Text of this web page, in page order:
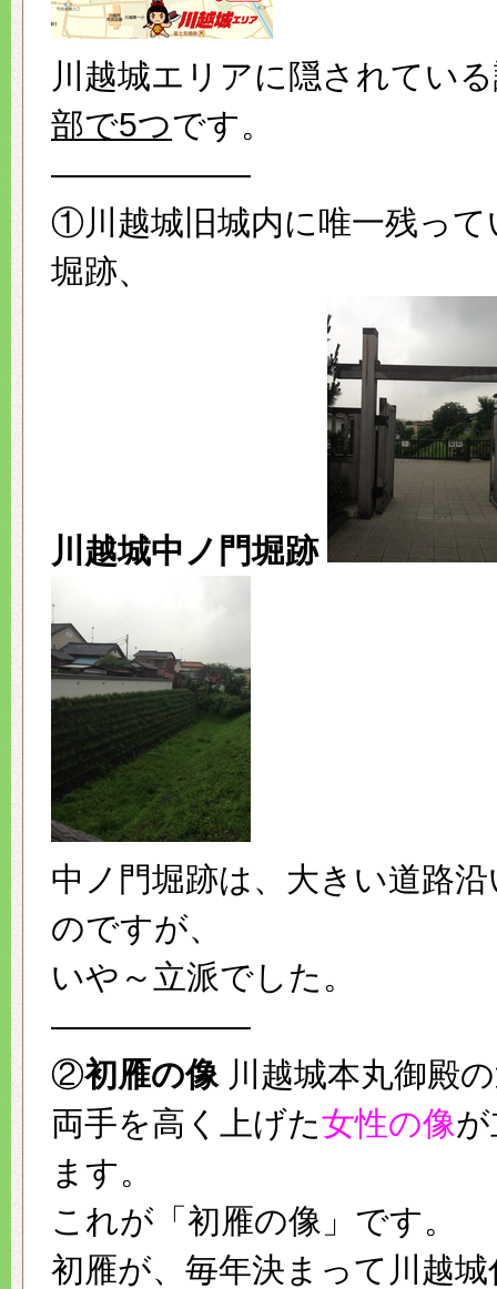
川越城エリアに隠されてい
部で5つです。
——————
①川越城旧城内に唯一残って
堀跡、
川越城中ノ門堀跡
中ノ門堀跡は、大きい道路
のですが、
いや～立派でした。
——————
②初雁の像川越城本丸御殿
両手を高く上げた女性の像
ます。
これが「初雁の像」です。
初雁が、毎年決まって川越